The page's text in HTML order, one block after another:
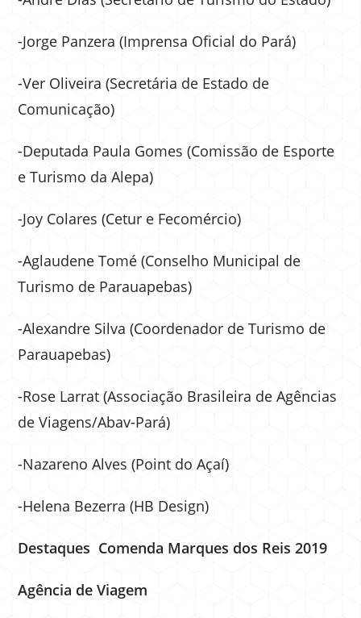
-Jorge Panzera (Imprensa Oficial do Pará)
-Ver Oliveira (Secretária de Estado de
Comunicação)
-Deputada Paula Gomes (Comissão de Esporte
e Turismo da Alepa)
-Joy Colares (Cetur e Fecomércio)
-Aglaudene Tomé (Conselho Municipal de
Turismo de Parauapebas)
-Alexandre Silva (Coordenador de Turismo de
Parauapebas)
-Rose Larrat (Associação Brasileira de Agências
de Viagens/Abav-Pará)
-Nazareno Alves (Point do Açaí)
-Helena Bezerra (HB Design)
Destaques Comenda Marques dos Reis 2019
Agência de Viagem